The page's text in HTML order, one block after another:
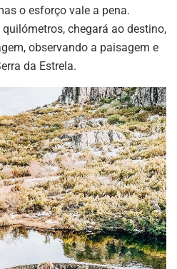
o esforço vale a pena.
chegará ao destino,
observando a paisagem e
da Estrela.